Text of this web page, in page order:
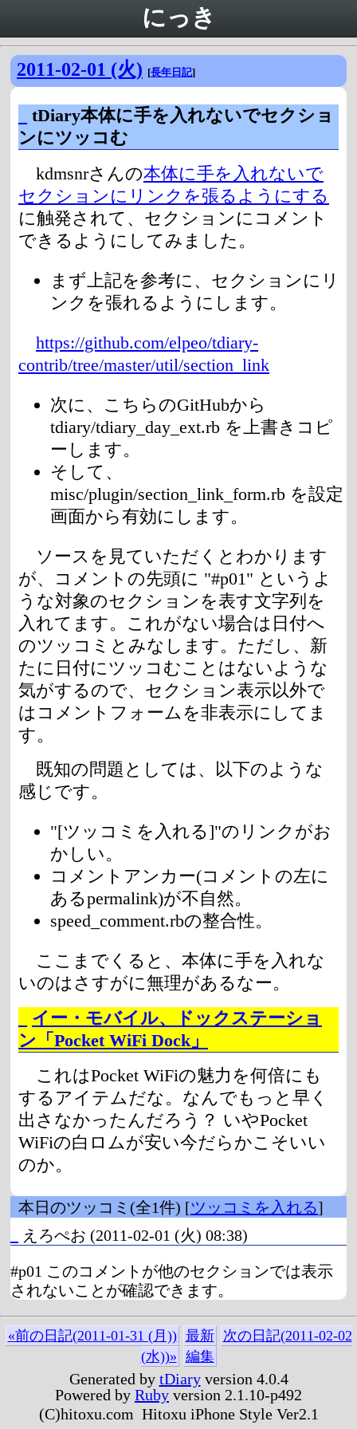
にっき
2011-02-01 (火) [長年日記]
tDiary本体に手を入れないでセクショ
ンにツッコむ
kdmsnrさんの本体に手を入れないで
セクションにリンクを張るようにする
に触発されて、セクションにコメント
できるようにしてみました。
まず上記を参考に、セクションにリ
ンクを張れるようにします。
https://github.com/elpeo/tdiary-
contrib/tree/master/util/section_link
次に、こちらのGitHubから
tdiary/tdiary_day_ext.rb を上書きコピ
ーします。
そして、
misc/plugin/section_link_form.rb を設定
画面から有効にします。
ソースを見ていただくとわかります
が、コメントの先頭に "#p01" というよ
うな対象のセクションを表す文字列を
入れてます。これがない場合は日付へ
のツッコミとみなします。ただし、新
たに日付にツッコむことはないような
気がするので、セクション表示以外で
はコメントフォームを非表示にしてま
す。
既知の問題としては、以下のような
感じです。
"[ツッコミを入れる]"のリンクがお
かしい。
コメントアンカー(コメントの左に
あるpermalink)が不自然。
speed_comment.rbの整合性。
ここまでくると、本体に手を入れな
いのはさすがに無理があるなー。
イー・モバイル、ドックステーショ
ン「Pocket WiFi Dock」
これはPocket WiFiの魅力を何倍にも
するアイテムだな。なんでもっと早く
出さなかったんだろう？ いやPocket
WiFiの白ロムが安い今だらかこそいい
のか。
本日のツッコミ(全1件) [ツッコミを入れる]
えろぺお (2011-02-01 (火) 08:38)
#p01 このコメントが他のセクションでは表示
されないことが確認できます。
«前の日記(2011-01-31 (月)) 最新
次の日記(2011-02-02
(水))» 編集
Generated by tDiaryversion 4.0.4
Powered by Ruby version 2.1.10-p492